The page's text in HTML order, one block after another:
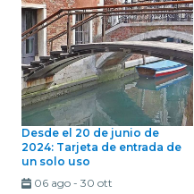
Desde el 20 de junio de
2024: Tarjeta de entrada de
un solo uso
06 ago- 30 ott